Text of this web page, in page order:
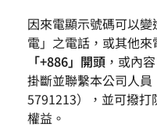
因來電顯示號碼可以
電」之電話，或其他來
「+886」開頭 ，或內
掛斷並聯繫本公司人
5791213），並可撥
權益。